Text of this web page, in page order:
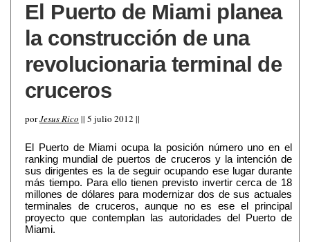
El Puerto de Miami planea
la construcción de una
revolucionaria terminal de
cruceros
porJesus Rico || 5 julio 2012 ||
El Puerto de Miami ocupa la posición número uno en el
ranking mundial de puertos de cruceros y la intención de
sus dirigentes es la de seguir ocupando ese lugar durante
más tiempo. Para ello tienen previsto invertir cerca de 18
millones de dólares para modernizar dos de sus actuales
terminales de cruceros, aunque no es ese el principal
proyecto que contemplan las autoridades del Puerto de
Miami.